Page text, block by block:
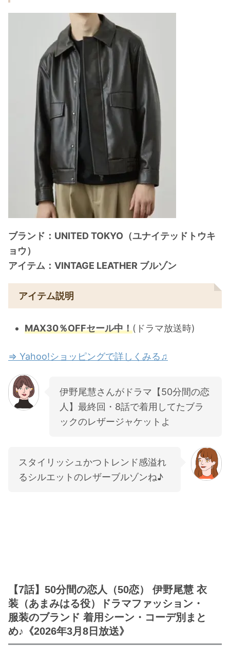
ブランド：UNITED TOKYO（ユナイテッドトウキ
ョウ）
アイテム：VINTAGE LEATHER ブルゾン
アイテム説明
MAX30％OFFセール中！(ドラマ放送時)
⇒ Yahoo!ショッピングで詳しくみる♫
伊野尾慧さんがドラマ【50分間の恋
人】最終回・8話で着用してたブラ
ックのレザージャケットよ
スタイリッシュかつトレンド感溢れ
るシルエットのレザーブルゾンね♪
【7話】50分間の恋人（50恋） 伊野尾慧 衣
装（あまみはる役）ドラマファッション・
服装のブランド 着用シーン・コーデ別まと
め♪《2026年3月8日放送》